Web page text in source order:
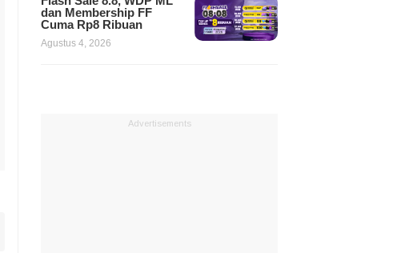
dan Membership FF
Cuma Rp8 Ribuan
Agustus 4, 2026
Advertisements